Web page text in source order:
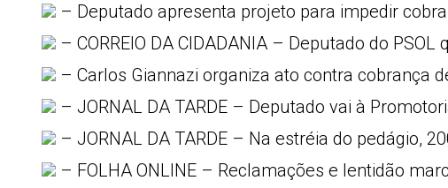
– Deputado apresenta projeto para impedir
– CORREIO DA CIDADANIA – Deputado do
– Carlos Giannazi organiza ato contra cobrança
– JORNAL DA TARDE – Deputado vai à
– JORNAL DA TARDE – Na estréia do pedágio,
– FOLHA ONLINE – Reclamações e lentidão